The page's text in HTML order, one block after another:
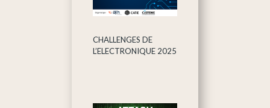
CHALLENGES DE
L’ELECTRONIQUE 2025